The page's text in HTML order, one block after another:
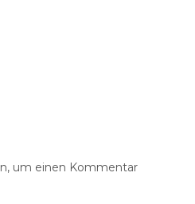
um einen Kommentar